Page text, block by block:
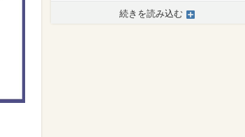
続きを読み込む